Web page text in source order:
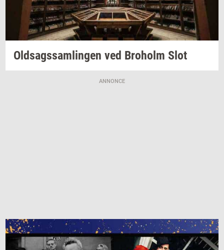
Oldsags­sam­lin­gen ved Bro­holm Slot
ANNONCE